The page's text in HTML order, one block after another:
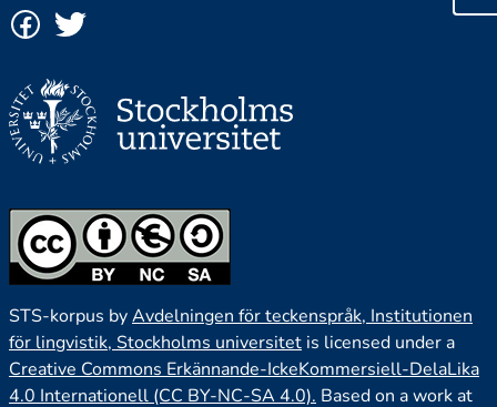
STS-korpus byAvdelningen för teckenspråk, Institutionen
för lingvistik, Stockholms universitet is licensed under a
Creative Commons Erkännande-IckeKommersiell-DelaLika
4.0 Internationell (CC BY-NC-SA 4.0). Based on a work at